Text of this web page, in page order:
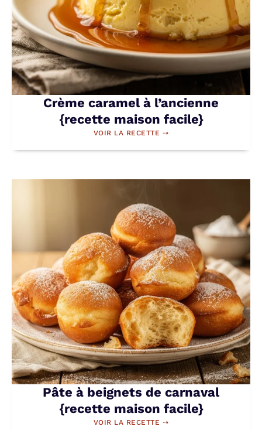
Crème caramel à l’ancienne
{recette maison facile}
VOIR LA RECETTE ⇢
Pâte à beignets de carnaval
{recette maison facile}
VOIR LA RECETTE ⇢